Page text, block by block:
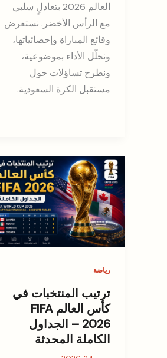
العالم 2026 بتعادلٍ سلبي
مع الرأس الأخضر. نستعرض
وقائع المباراة وإحصائياتها،
ونحلّل الأداء بموضوعية،
ونطرح تساؤلات حول
مستقبل الكرة السعودية.
رياضة
ترتيب المنتخبات في
كأس العالم FIFA
2026 – الجداول
الكاملة المحدثة